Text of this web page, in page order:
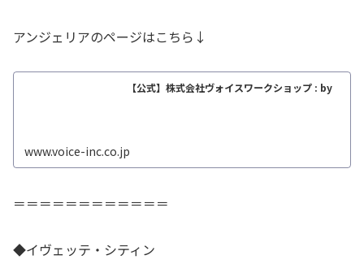
アンジェリアのページはこちら↓
【公式】株式会社ヴォイスワークショップ : by
www.voice-inc.co.jp
＝＝＝＝＝＝＝＝＝＝＝＝
◆イヴェッテ・シティン